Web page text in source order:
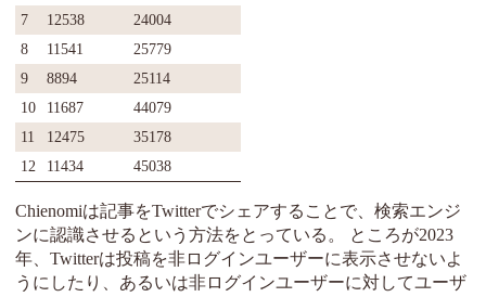
7
12538
24004
8
11541
25779
9
8894
25114
10
11687
44079
11
12475
35178
12
11434 45038
Chienomiは記事をTwitterでシェアすることで、検索エンジ
ンに認識させるという方法をとっている。 ところが2023
年、Twitterは投稿を非ログインユーザーに表示させないよ
うにしたり、あるいは非ログインユーザーに対してユーザ